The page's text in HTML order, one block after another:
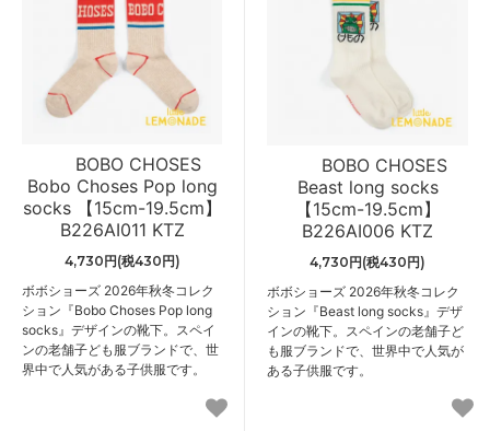
BOBO CHOSES
Bobo Choses Pop long
socks 【15cm-19.5cm】
B226AI011 KTZ
4,730円(税430円)
ボボショーズ 2026年秋冬コレク
ション『Bobo Choses Pop long
socks』デザインの靴下。スペイ
ンの老舗子ども服ブランドで、世
界中で人気がある子供服です。
BOBO CHOSES
Beast long socks
【15cm-19.5cm】
B226AI006 KTZ
4,730円(税430円)
ボボショーズ 2026年秋冬コレク
ション『Beast long socks』デザ
インの靴下。スペインの老舗子ど
も服ブランドで、世界中で人気が
ある子供服です。